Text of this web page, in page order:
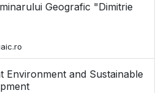
Geografic "Dimitrie
Environment and Sustainable